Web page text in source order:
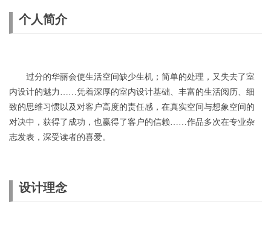
个人简介
过分的华丽会使生活空间缺少生机；简单的处理，又失去了室
内设计的魅力……凭着深厚的室内设计基础、丰富的生活阅历、细
致的思维习惯以及对客户高度的责任感，在真实空间与想象空间的
对决中，获得了成功，也赢得了客户的信赖……作品多次在专业杂
志发表，深受读者的喜爱。
设计理念